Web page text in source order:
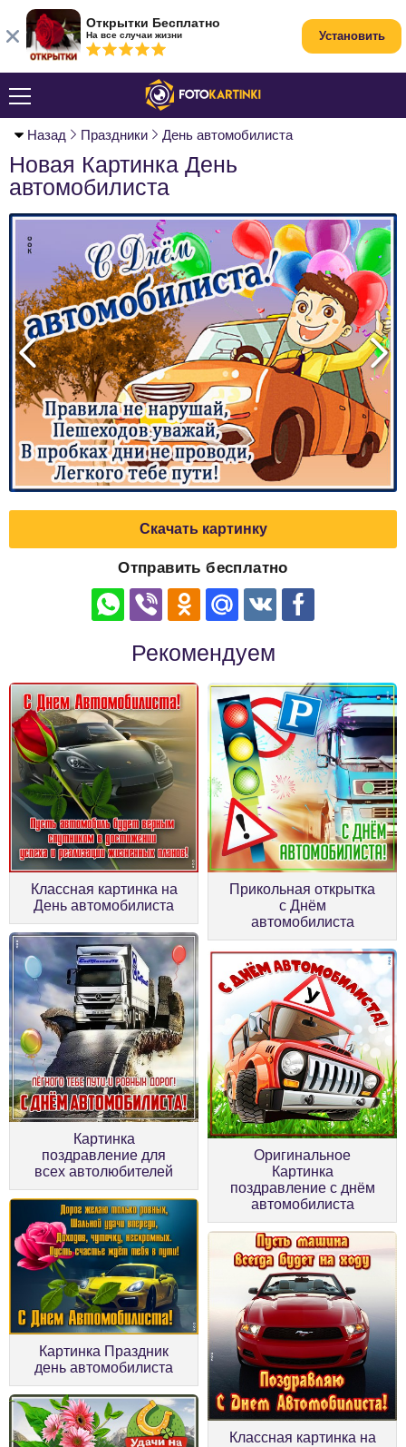
Назад Праздники День автомобилиста
Новая Картинка День
автомобилиста
Скачать картинку
Отправить бесплатно
Рекомендуем
Классная картинка на
День автомобилиста
Прикольная открытка
с Днём
автомобилиста
Картинка
поздравление для
всех автолюбителей
Оригинальное
Картинка
поздравление с днём
автомобилиста
Картинка Праздник
день автомобилиста
Классная картинка на
Открытки Бесплатно
На все случаи жизни Установить